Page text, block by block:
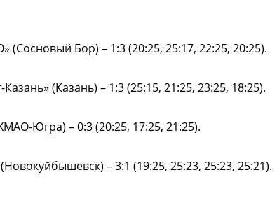
Бор) – 1:3 (20:25, 25:17, 22:25, 20:25).
(Казань) – 1:3 (25:15, 21:25, 23:25, 18:25).
Югра) – 0:3 (20:25, 17:25, 21:25).
– 3:1 (19:25, 25:23, 25:23, 25:21).